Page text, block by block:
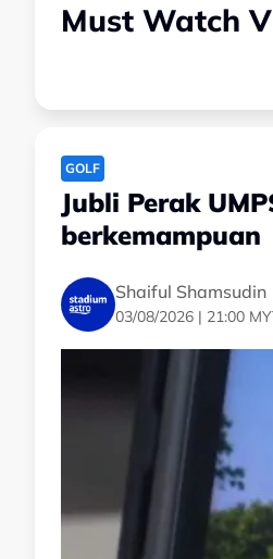
Must Watch
GOLF
Jubli Perak
berkemampuan
Shaiful Shamsudin
03/08/2026 | 21:00